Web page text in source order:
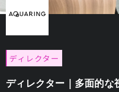
ディレクター
ディレクター｜多面的な